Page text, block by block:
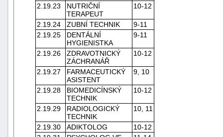
2.19.23
NUTRIČNÍ
TERAPEUT
10-12
2.19.24 ZUBNÍ TECHNIK
9-11
2.19.25
DENTÁLNÍ
HYGIENISTKA
9-11
2.19.26
ZDRAVOTNICKÝ
ZÁCHRANÁŘ
10-12
2.19.27
FARMACEUTICKÝ
ASISTENT
9, 10
2.19.28
BIOMEDICÍNSKÝ
TECHNIK
10-12
2.19.29
RADIOLOGICKÝ
TECHNIK
10, 11
2.19.30 ADIKTOLOG
10-12